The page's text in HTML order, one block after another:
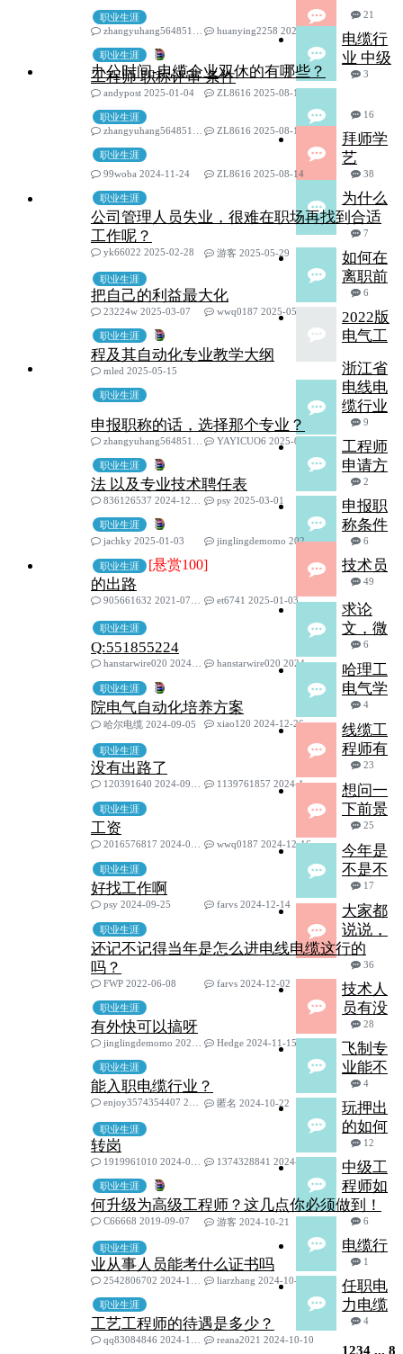
职业生涯
21
zhangyuhang564851702 2022-03-17
huanying2258 2025-09-08
职业生涯
电缆行
业 中级
工程师 职称评审 条件
3
andypost 2025-01-04
ZL8616 2025-08-14
职业生涯
办公时间-电缆企业双休的有哪些？
16
zhangyuhang564851702 2025-02-24
ZL8616 2025-08-14
职业生涯
拜师学
艺
38
99woba 2024-11-24 ZL8616 2025-08-14
职业生涯
为什么
公司管理人员失业，很难在职场再找到合适
工作呢？
7
yk66022 2025-02-28
游客 2025-05-29
职业生涯
如何在
离职前
把自己的利益最大化
6
23224w 2025-03-07
wwq0187 2025-05-26
职业生涯
2022版
电气工
程及其自动化专业教学大纲
mled 2025-05-15
职业生涯
浙江省
电线电
缆行业
申报职称的话，选择那个专业？
9
zhangyuhang564851702 2025-04-21
YAYICUO6 2025-04-27
职业生涯
工程师
申请方
法 以及专业技术聘任表
2
836126537 2024-12-10
psy 2025-03-01
职业生涯
申报职
称条件
6
jachky 2025-01-03 jinglingdemomo 2025-02-26
职业生涯 [悬赏100]
技术员
的出路
49
905661632 2021-07-04
et6741 2025-01-03
职业生涯
求论
文，微
Q:551855224
6
hanstarwire020 2024-12-20
hanstarwire020 2024-12-29
职业生涯
哈理工
电气学
院电气自动化培养方案
4
哈尔电缆 2024-09-05
xiao120 2024-12-26
职业生涯
线缆工
程师有
没有出路了
23
120391640 2024-09-12
1139761857 2024-12-23
职业生涯
想问一
下前景
工资
25
2016576817 2024-09-05
wwq0187 2024-12-16
职业生涯
今年是
不是不
好找工作啊
17
psy 2024-09-25
farvs 2024-12-14
职业生涯
大家都
说说，
还记不记得当年是怎么进电线电缆这行的
吗？
36
FWP 2022-06-08
farvs 2024-12-02
职业生涯
技术人
员有没
有外快可以搞呀
28
jinglingdemomo 2023-02-06
Hedge 2024-11-15
职业生涯
飞制专
业能不
能入职电缆行业？
4
enjoy3574354407 2024-08-04
匿名 2024-10-22
职业生涯
玩押出
的如何
转岗
12
1919961010 2024-03-26
1374328841 2024-10-21
职业生涯
中级工
程师如
何升级为高级工程师？这几点你必须做到！
6
C66668 2019-09-07 游客 2024-10-21
职业生涯
电缆行
业从事人员能考什么证书吗
1
2542806702 2024-10-18
liarzhang 2024-10-18
职业生涯
任职电
力电缆
工艺工程师的待遇是多少？
4
qq83084846 2024-10-09
reana2021 2024-10-10
1234 ... 8